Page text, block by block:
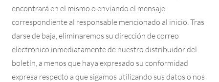
encontrará en el mismo o enviando el mensaje
correspondiente al responsable mencionado al inicio. Tras
darse de baja, eliminaremos su dirección de correo
electrónico inmediatamente de nuestro distribuidor del
boletín, a menos que haya expresado su conformidad
expresa respecto a que sigamos utilizando sus datos o nos